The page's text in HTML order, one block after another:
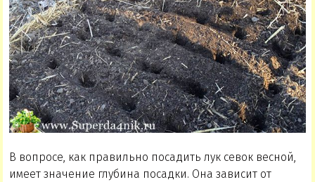
В вопросе, как правильно посадить лук севок весной,
имеет значение глубина посадки. Она зависит от